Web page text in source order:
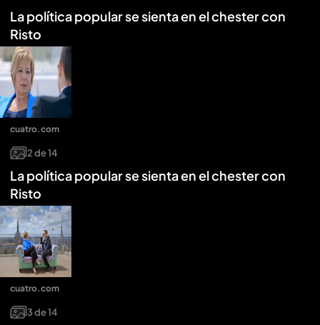
La política popular se sienta en el chester con
Risto
2de14
La política popular se sienta en el chester con
Risto
cuatro.com
3de14
cuatro.com